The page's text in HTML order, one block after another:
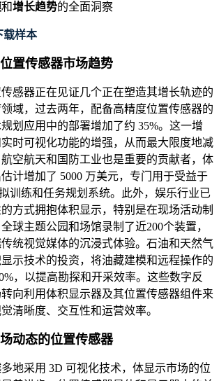
和增长趋势的全面洞察
载样本
置传感器市场趋势
感器正在见证几个正在塑造其增长轨迹的
域，过去两年，配备高精度位置传感器的
划应用中的部署增加了约 35%。这一增
时可视化功能的增强，从而最大限度地减
空航天和国防工业也是重要的贡献者，体
计增加了 5000 万美元，专门用于受益于
训练和任务规划系统。此外，娱乐行业已
方式拥抱体积显示，特别是在现场活动制
球主题公园和场馆录制了近200个装置，
统视觉媒体的沉浸式体验。石油和天然气
示技术的投资，将油藏建模和远程操作的
，以提高勘探和开采效率。这些数字反
向利用体积显示器及其位置传感器组件来
清晰度、交互性和运营效率。
动态的位置传感器
地采用 3D 可视化技术，体显示市场的位